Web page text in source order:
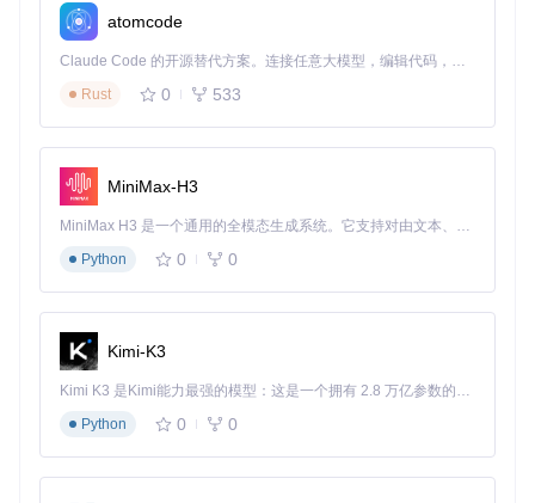
关键技术解析
实例分割技术：像用剪刀精准裁剪出目标区域，X-AnyLabelin
像中的任意目标。这种技术特别适用于医学影像中肿瘤区域的
精确勾勒，只需点击病变区域，系统即可自动生成精细的分割
掩码。
旋转框检测技术：针对倾斜目标标注难题，X-AnyLabeling集
成了专门的旋转框检测算法，能够自动识别目标的倾斜角度并
生成相应的旋转矩形框。在港口船舶识别等场景中，该技术可
将标注效率提升5倍以上。
质量控制算法：通过对比分析同一目标的多次标注结果，系统
能够自动识别标注异常值，并提示人工审核。同时结合主动学
习策略，优先选择难例样本进行人工标注，显著提升标注数据
的整体质量。
实践路径：医疗影像标注全流程
atomcode
Claude Code 的开源替代方案。连接任意大模型，编辑代码，运行命令，自动验证 — 全自动执行。用 Rust 构建，极致性能。 ｜ An open-source alternative to Claude Code. Connect any LLM, edit code, run commands, and verify changes — autonomously. Built in Rust for speed. Get Started
Rust
0 533
MiniMax-H3
MiniMax H3 是一个通用的全模态生成系统。它支持对由文本、图像、视频和音频组成的多模态上下文进行统一理解，并能生成分辨率高达 2K、时长可达 15 秒的带原生立体声音频的视频。得益于面向任务泛化的系统设计，H3 在预训练阶段就已具备广泛的多模态上下文理解与生成能力，能够出色地执行复杂的多模态指令。
Python
0 0
Kimi-K3
Kimi K3 是Kimi能力最强的模型：这是一个拥有 2.8 万亿参数的混合专家（MoE）模型，具备原生视觉理解能力，并支持 100 万 token 的上下文窗口。
Python
0 0